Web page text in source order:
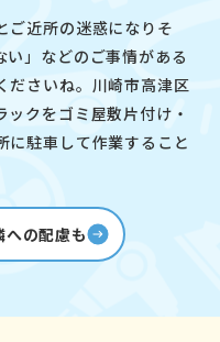
ご近所の迷惑になりそ
い」などのご事情がある
ださいね。川崎市高津区
クをゴミ屋敷片付け・
に駐車して作業すること
への配慮も